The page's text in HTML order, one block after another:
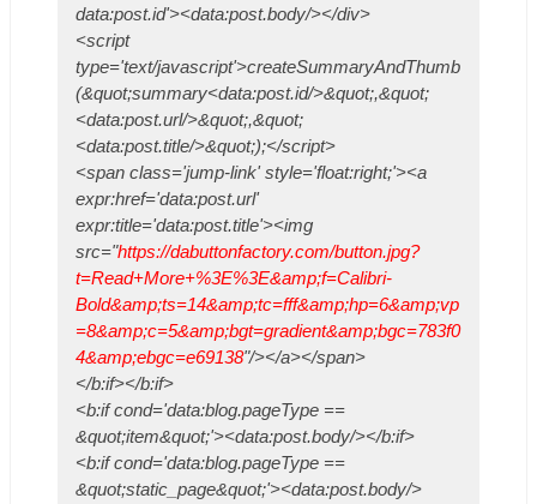
data:post.id'><data:post.body/></div>
<script
type='text/javascript'>createSummaryAndThumb
(&quot;summary<data:post.id/>&quot;,&quot;
<data:post.url/>&quot;,&quot;
<data:post.title/>&quot;);</script>
<span class='jump-link' style='float:right;'><a
expr:href='data:post.url'
expr:title='data:post.title'><img
src="https://dabuttonfactory.com/button.jpg?
t=Read+More+%3E%3E&amp;f=Calibri-
Bold&amp;ts=14&amp;tc=fff&amp;hp=6&amp;vp
=8&amp;c=5&amp;bgt=gradient&amp;bgc=783f0
4&amp;ebgc=e69138"/></a></span>
</b:if></b:if>
<b:if cond='data:blog.pageType ==
&quot;item&quot;'><data:post.body/></b:if>
<b:if cond='data:blog.pageType ==
&quot;static_page&quot;'><data:post.body/>